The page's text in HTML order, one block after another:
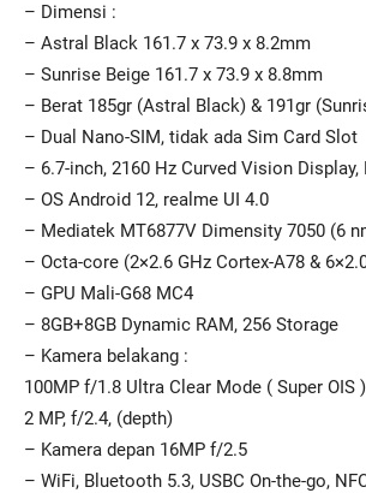
– Dimensi :
– Astral Black 161.7 x 73.9 x 8.2mm
– Sunrise Beige 161.7 x 73.9 x 8.8mm
– Berat 185gr (Astral Black) & 191gr
– Dual Nano-SIM, tidak ada Sim Card Slot
– 6.7-inch, 2160 Hz Curved Vision Display,
– OS Android 12, realme UI 4.0
– Mediatek MT6877V Dimensity 7050 (6
– Octa-core (2×2.6 GHz Cortex-A78 &
– GPU Mali-G68 MC4
– 8GB+8GB Dynamic RAM, 256 Storage
– Kamera belakang :
100MP f/1.8 Ultra Clear Mode ( Super OIS )
2 MP, f/2.4, (depth)
– Kamera depan 16MP f/2.5
– WiFi, Bluetooth 5.3, USBC On-the-go,